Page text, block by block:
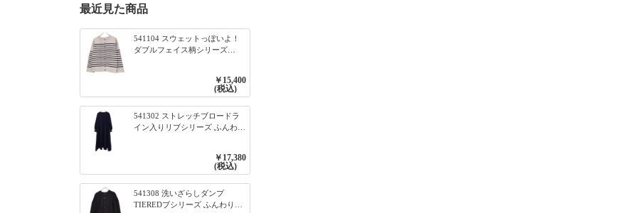
最近見た商品
541104 スウェットっぽいよ！
ダブルフェイス柄シリーズ
ージュ×ネイビー／レッド￥15,400
(税込)
541302 ストレッチブロードラ
イン入りリブシリーズ ふんわり
￥17,380
(税込)
541308 洗いざらしダンプ
TIEREDブシリーズ ふんわりテ